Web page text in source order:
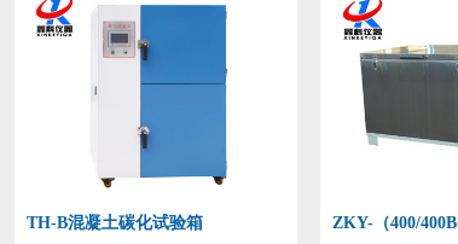
TH-B混凝土碳化试验箱
ZKY-（400/